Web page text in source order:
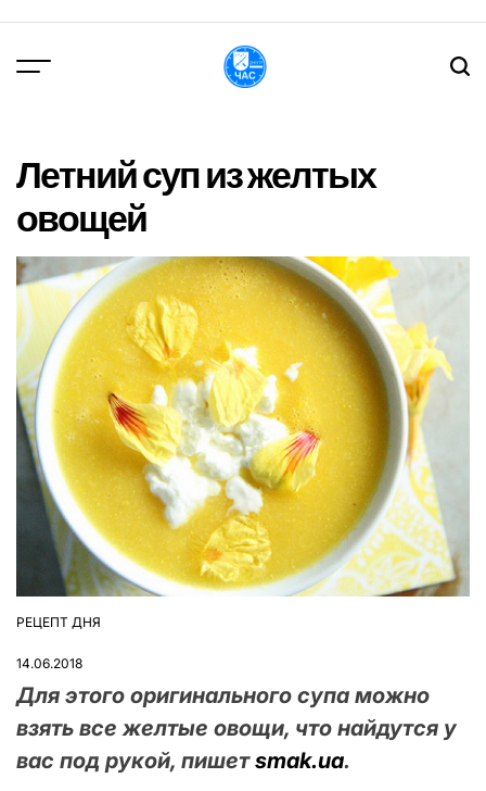
вмісту
Летний суп из желтых
овощей
ОПУБЛІКУВАТИ
РЕЦЕПТ ДНЯ
14.06.2018
Для этого оригинального супа можно
взять все желтые овощи, что найдутся у
вас под рукой, пишетsmak.ua.